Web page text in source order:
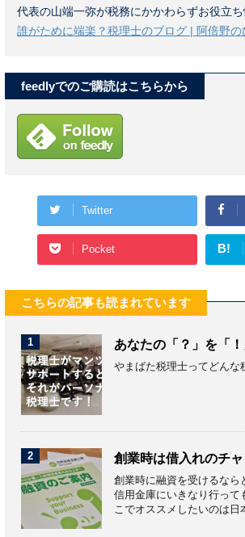
代表の山端一弥が税務にかかわらずお役立
誰がために端楽？税理士のブログ | 阿倍野
feedlyでのご購読はこちらから
Twitter
Pocket B!
こちらの記事も読まれています
1 あなたの「？」を「
やまばた税理士ってどんな
2 創業時は借入れのチ
創業時に融資を受けるなら
信用金庫にいきなり行って
こでオススメしたいのは日